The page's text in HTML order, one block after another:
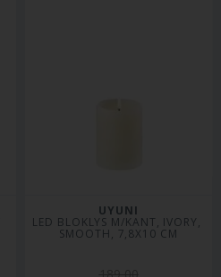
UYUNI
LED BLOKLYS M/KANT, IVORY,
SMOOTH, 7,8X10 CM